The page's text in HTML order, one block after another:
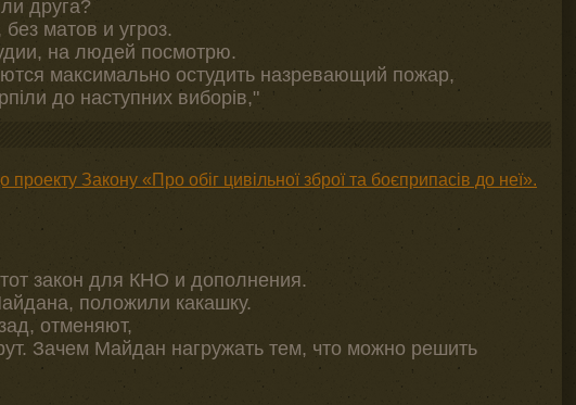
друга?
матов и угроз.
на людей посмотрю.
максимально остудить назревающий пожар,
до наступних виборів,"
проекту Закону «Про обіг цивільної зброї та боєприпасів до неї».
закон для КНО и дополнения.
положили какашку.
отменяют,
Зачем Майдан нагружать тем, что можно решить